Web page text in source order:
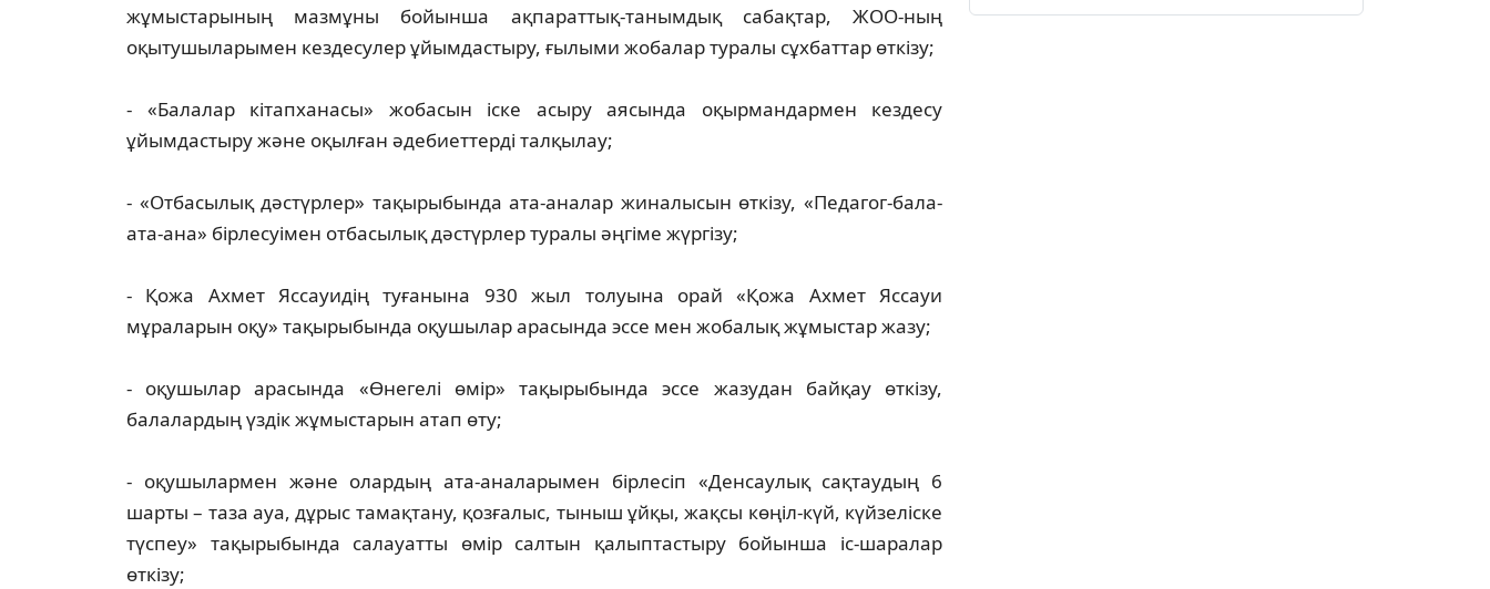
жұмыстарының мазмұны бойынша ақпараттық-танымдық сабақтар, ЖОО-ның
оқытушыларымен кездесулер ұйымдастыру, ғылыми жобалар туралы сұхбаттар өткізу;
- «Балалар кітапханасы» жобасын іске асыру аясында оқырмандармен кездесу
ұйымдастыру және оқылған әдебиеттерді талқылау;
- «Отбасылық дәстүрлер» тақырыбында ата-аналар жиналысын өткізу, «Педагог-бала-
ата-ана» бірлесуімен отбасылық дәстүрлер туралы әңгіме жүргізу;
- Қожа Ахмет Яссауидің туғанына 930 жыл толуына орай «Қожа Ахмет Яссауи
мұраларын оқу» тақырыбында оқушылар арасында эссе мен жобалық жұмыстар жазу;
- оқушылар арасында «Өнегелі өмір» тақырыбында эссе жазудан байқау өткізу,
балалардың үздік жұмыстарын атап өту;
- оқушылармен және олардың ата-аналарымен бірлесіп «Денсаулық сақтаудың 6
шарты – таза ауа, дұрыс тамақтану, қозғалыс, тыныш ұйқы, жақсы көңіл-күй, күйзеліске
түспеу» тақырыбында салауатты өмір салтын қалыптастыру бойынша іс-шаралар
өткізу;